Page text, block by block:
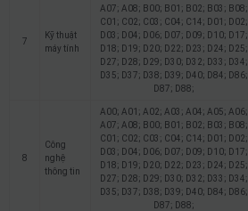
7
Kỹ thuật
máy tính
A07; A08; B00; B01; B02; B03; B08;
C01; C02; C03; C04; C14; D01; D02;
D03; D04; D06; D07; D09; D10; D17;
D18; D19; D20; D22; D23; D24; D25;
D27; D28; D29; D30; D32; D33; D34;
D35; D37; D38; D39; D40; D84; D86;
D87; D88;
8
Công
nghệ
thông tin
A00; A01; A02; A03; A04; A05; A06;
A07; A08; B00; B01; B02; B03; B08;
C01; C02; C03; C04; C14; D01; D02;
D03; D04; D06; D07; D09; D10; D17;
D18; D19; D20; D22; D23; D24; D25;
D27; D28; D29; D30; D32; D33; D34;
D35; D37; D38; D39; D40; D84; D86;
D87; D88;